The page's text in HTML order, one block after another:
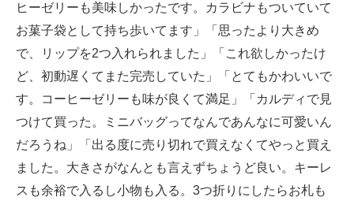
ヒーゼリーも美味しかったです。カラビナもついていて
お菓子袋として持ち歩いてます」「思ったより大きめ
で、リップを2つ入れられました」「これ欲しかったけ
ど、初動遅くてまた完売していた」「とてもかわいいで
す。コーヒーゼリーも味が良くて満足」「カルディで見
つけて買った。ミニバッグってなんであんなに可愛いん
だろうね」「出る度に売り切れで買えなくてやっと買え
ました。大きさがなんとも言えずちょうど良い。キーレ
スも余裕で入るし小物も入る。3つ折りにしたらお札も